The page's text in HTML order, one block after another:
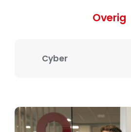
Overig
Cyber